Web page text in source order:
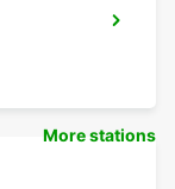
More stations